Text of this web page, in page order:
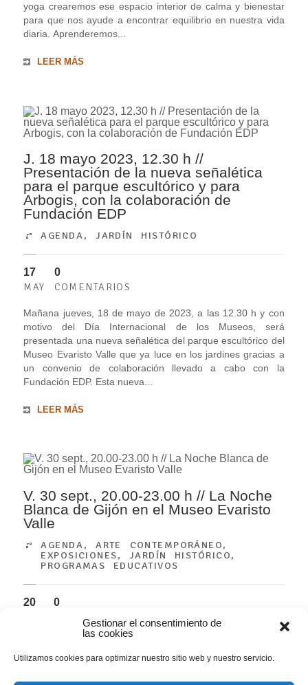
Gestionar el consentimiento de
las cookies
Utilizamos cookies para optimizar nuestro sitio web y nuestro servicio.
yoga crearemos ese espacio interior de calma y bienestar
para que nos ayude a encontrar equilibrio en nuestra vida
diaria. Aprenderemos...
LEER MÁS
J. 18 mayo 2023, 12.30 h //
Presentación de la nueva señalética
para el parque escultórico y para
Arbogis, con la colaboración de
Fundación EDP
AGENDA,JARDÍN HISTÓRICO
17
MAY
0
COMENTARIOS
Mañana jueves, 18 de mayo de 2023, a las 12.30 h y con
motivo del Día Internacional de los Museos, será
presentada una nueva señalética del parque escultórico del
Museo Evaristo Valle que ya luce en los jardines gracias a
un convenio de colaboración llevado a cabo con la
Fundación EDP. Esta nueva...
LEER MÁS
V. 30 sept., 20.00-23.00 h // La Noche
Blanca de Gijón en el Museo Evaristo
Valle
AGENDA,ARTE CONTEMPORÁNEO,
EXPOSICIONES, JARDÍN HISTÓRICO,
PROGRAMAS EDUCATIVOS
20 0
COMENTARIOS
23.00 h, y en colaboración con la Fundación Municipal de